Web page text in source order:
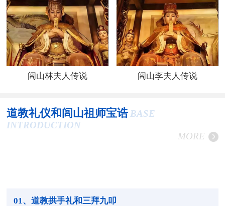
闾山林夫人传说 闾山李夫人传说
道教礼仪和闾山祖师宝诰 BASE
INTRODUCTION
MORE
01 、道教拱手礼和三拜九叩